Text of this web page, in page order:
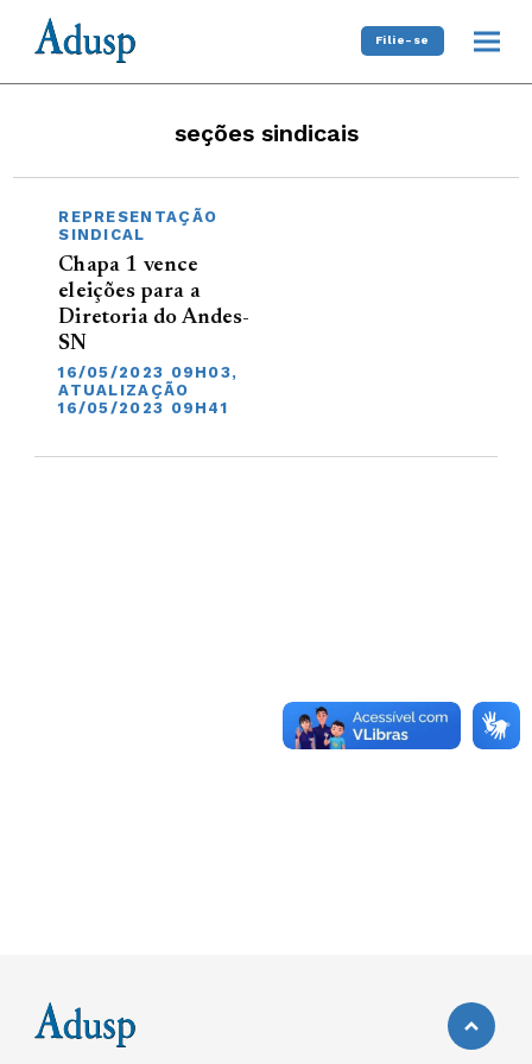
Filie-se
seções sindicais
REPRESENTAÇÃO
SINDICAL
Chapa 1 vence
eleições para a
Diretoria do Andes-
SN
16/05/2023 09H03,
ATUALIZAÇÃO
16/05/2023 09H41